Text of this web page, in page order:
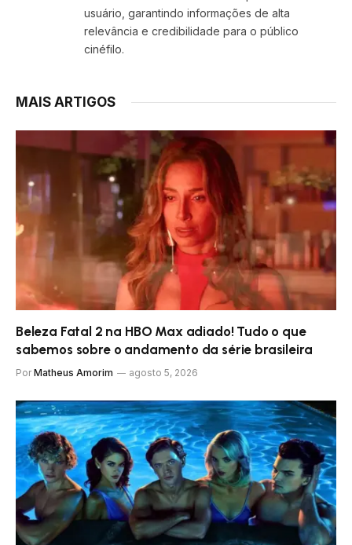
usuário, garantindo informações de alta
relevância e credibilidade para o público
cinéfilo.
MAIS ARTIGOS
Beleza Fatal 2 na HBO Max adiado! Tudo o que
sabemos sobre o andamento da série brasileira
Por Matheus Amorim agosto 5, 2026